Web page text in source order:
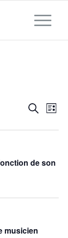
VUES
de
Liste
de son
musicien